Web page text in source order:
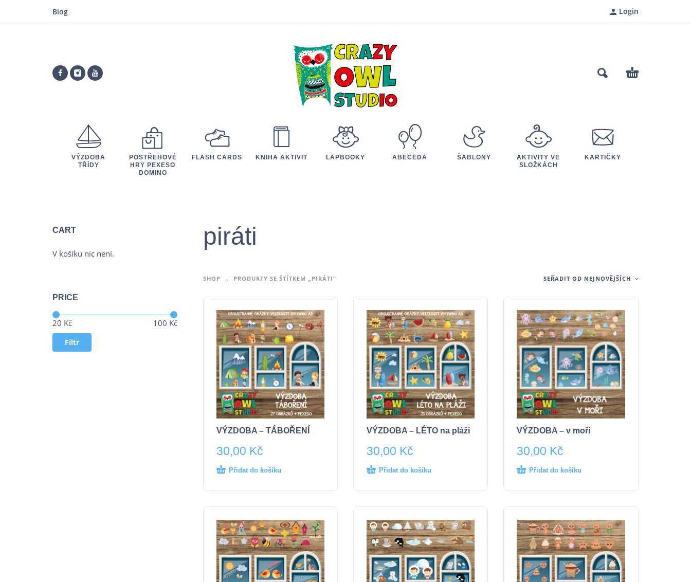
Blog Login
VÝZDOBA
TŘÍDY
POSTŘEHOVÉ
HRY PEXESO
DOMINO
FLASH CARDS KNIHA AKTIVIT LAPBOOKY ABECEDA ŠABLONY
AKTIVITY VE
SLOŽKÁCH
KARTIČKY
CART
V košíku nic není.
PRICE
Filtr
Cena:
20 Kč 100 Kč
piráti
SHOP PRODUKTY SE ŠTÍTKEM „PIRÁTI“ SEŘADIT OD NEJNOVĚJŠÍCH
VÝZDOBA – TÁBOŘENÍ
30,00 Kč
Přidat do košíku
VÝZDOBA – LÉTO na pláži
30,00 Kč
Přidat do košíku
VÝZDOBA – v moři
30,00 Kč
Přidat do košíku